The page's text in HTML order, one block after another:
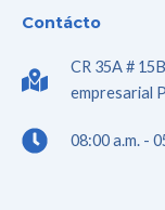
Contácto
CR 35A #
empresarial
08:00 a.m. -